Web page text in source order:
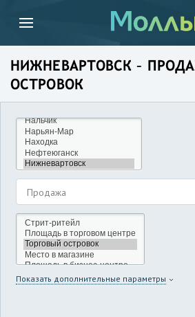
НИЖНЕВАРТОВСК –
ОСТРОВОК
Продажа
Показать дополнительные параметры